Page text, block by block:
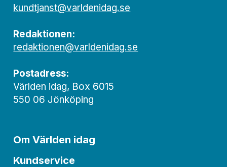
kundtjanst@varldenidag.se
Redaktionen:
redaktionen@varldenidag.se
Postadress:
Världen idag, Box 6015
550 06 Jönköping
Om Världen idag
Kundservice